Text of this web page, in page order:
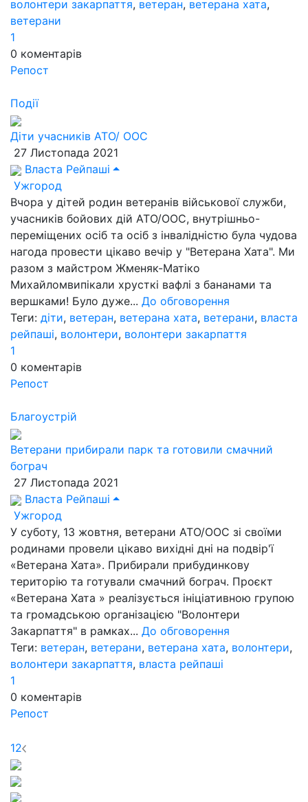
волонтери закарпаття, ветеран, ветерана хата,
ветерани
1
0 коментарів
Репост
Події
Діти учасників АТО/ ООС
27 Листопада 2021
Власта Рейпаші
Ужгород
Вчора у дітей родин ветеранів військової служби,
учасників бойових дій АТО/ООС, внутрішньо-
переміщених осіб та осіб з інвалідністю була чудова
нагода провести цікаво вечір у "Ветерана Хата". Ми
разом з майстром Жменяк-Матіко
Михайломвипікали хрусткі вафлі з бананами та
вершками! Було дуже... До обговорення
Теги: діти, ветеран, ветерана хата, ветерани, власта
рейпаші, волонтери, волонтери закарпаття
1
0 коментарів
Репост
Благоустрій
Ветерани прибирали парк та готовили смачний
бограч
27 Листопада 2021
Власта Рейпаші
Ужгород
У суботу, 13 жовтня, ветерани АТО/ООС зі своїми
родинами провели цікаво вихідні дні на подвір'ї
«Ветерана Хата». Прибирали прибудинкову
територію та готували смачний бограч. Проєкт
«Ветерана Хата » реалізується ініціативною групою
та громадською організацією "Волонтери
Закарпаття" в рамках... До обговорення
Теги: ветеран, ветерани, ветерана хата, волонтери,
волонтери закарпаття, власта рейпаші
1
0 коментарів
Репост
12